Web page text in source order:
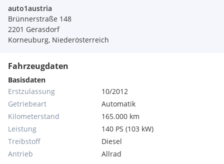
auto1austria
Brünnerstraße 148
2201 Gerasdorf
Korneuburg, Niederösterreich
Fahrzeugdaten
Basisdaten
Erstzulassung
10/2012
Getriebeart
Automatik
Kilometerstand
165.000 km
Leistung
140 PS (103 kW)
Treibstoff
Diesel
Antrieb
Allrad